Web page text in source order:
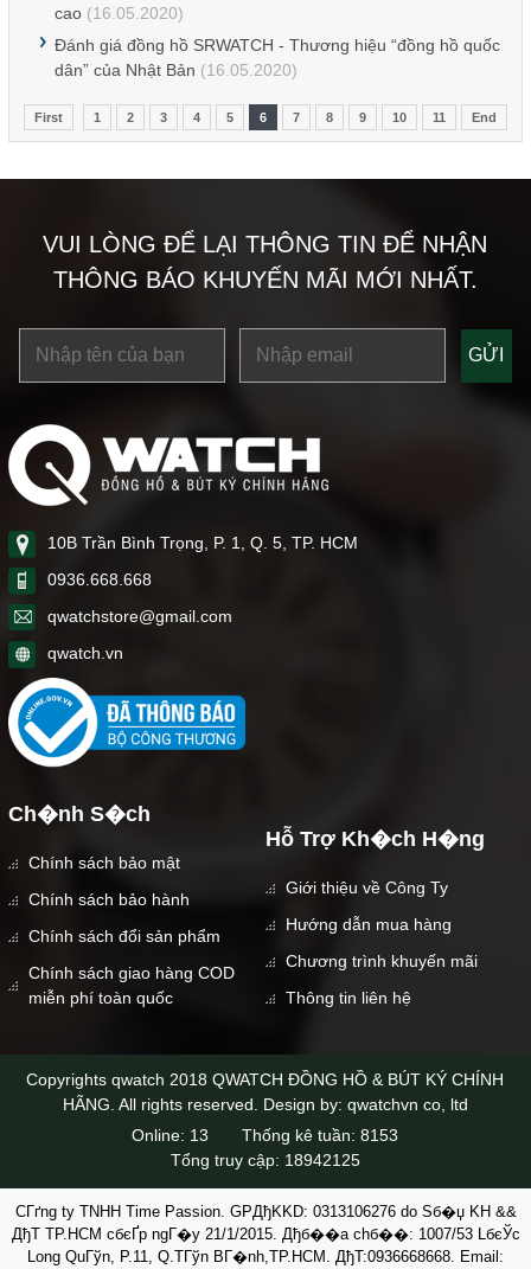
cao(16.05.2020)
Đánh giá đồng hồ SRWATCH - Thương hiệu “đồng hồ quốc
dân” của Nhật Bản (16.05.2020)
First 1 2 3 4 5 6 7 8 9 10 11 End
VUI LÒNG ĐỂ LẠI THÔNG TIN ĐỂ NHẬN
THÔNG BÁO KHUYẾN MÃI MỚI NHẤT.
10B Trần Bình Trọng, P. 1, Q. 5, TP. HCM
0936.668.668
qwatchstore@gmail.com
qwatch.vn
Ch�nh S�ch
Chính sách bảo mật
Chính sách bảo hành
Chính sách đổi sản phẩm
Chính sách giao hàng COD
miễn phí toàn quốc
Hỗ Trợ Kh�ch H�ng
Giới thiệu về Công Ty
Hướng dẫn mua hàng
Chương trình khuyến mãi
Thông tin liên hệ
Copyrights qwatch 2018 QWATCH ĐỒNG HỒ & BÚT KÝ CHÍNH
HÃNG. All rights reserved. Design by: qwatchvn co, ltd
Online: 13 Thống kê tuần:8153
Tổng truy cập: 18942125
CГґng ty TNHH Time Passion. GPДђKKD: 0313106276 do Sб�џ KH &&
ДђT TP.HCM cбєҐp ngГ�y 21/1/2015. Дђб��a chб��: 1007/53 LбєЎc
Long QuГўn, P.11, Q.TГўn BГ�nh,TP.HCM. ДђT:0936668668. Email: